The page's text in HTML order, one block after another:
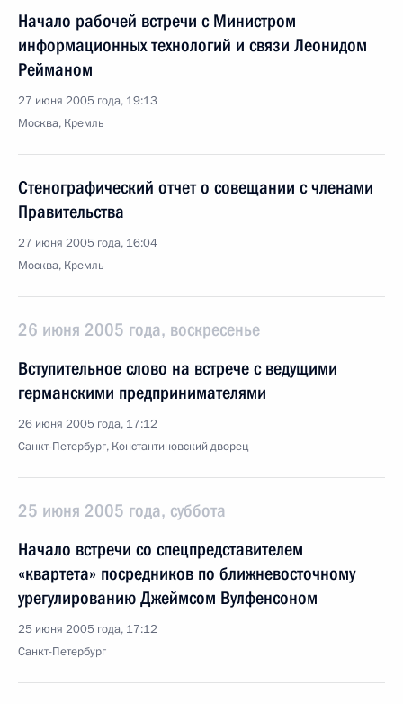
Начало рабочей встречи с Министром
информационных технологий и связи Леонидом
Рейманом
27 июня 2005 года, 19:13
Москва, Кремль
Стенографический отчет о совещании с членами
Правительства
27 июня 2005 года, 16:04
Москва, Кремль
26 июня 2005 года, воскресенье
Вступительное слово на встрече с ведущими
германскими предпринимателями
26 июня 2005 года, 17:12
Санкт-Петербург, Константиновский дворец
25 июня 2005 года, суббота
Начало встречи со спецпредставителем
«квартета» посредников по ближневосточному
урегулированию Джеймсом Вулфенсоном
25 июня 2005 года, 17:12
Санкт-Петербург